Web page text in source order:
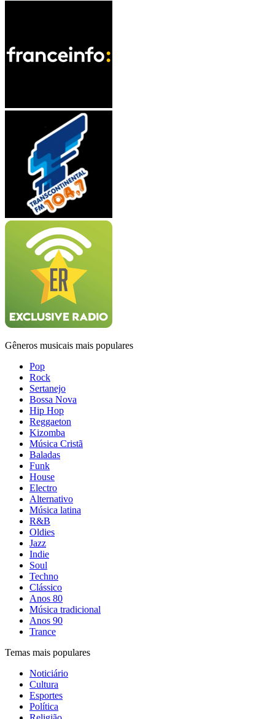
Gêneros musicais mais populares
Pop
Rock
Sertanejo
Bossa Nova
Hip Hop
Reggaeton
Kizomba
Música Cristã
Baladas
Funk
House
Electro
Alternativo
Música latina
R&B
Oldies
Jazz
Indie
Soul
Techno
Clássico
Anos 80
Música tradicional
Anos 90
Trance
Temas mais populares
Noticiário
Cultura
Esportes
Política